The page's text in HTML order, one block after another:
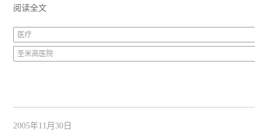
阅读全文
医疗
圣米高医院
2005年11月30日